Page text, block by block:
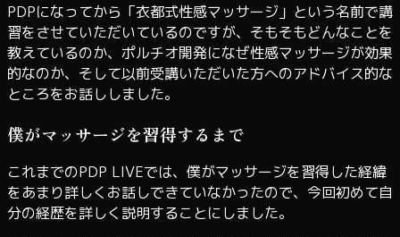
PDPになってから「衣都式性感マッサージ」という名前で講
習をさせていただいているのですが、そもそもどんなことを
教えているのか、ポルチオ開発になぜ性感マッサージが効果
的なのか、そして以前受講いただいた方へのアドバイス的な
ところをお話ししました。
僕がマッサージを習得するまで
これまでのPDP LIVEでは、僕がマッサージを習得した経緯
をあまり詳しくお話しできていなかったので、今回初めて自
分の経歴を詳しく説明することにしました。